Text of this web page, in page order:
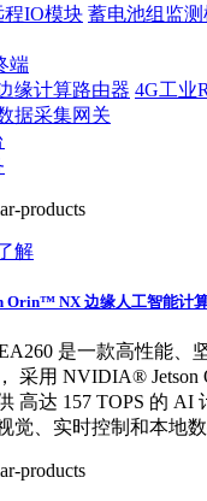
程IO模块 蓄电池组监
端
缘计算路由器 4G工业
据采集网关
解
Orin™ NX 边缘人工智能计
是一款高性能、
采用 NVIDIA® Jetson
高达 157 TOPS 的 AI
觉、实时控制和本地